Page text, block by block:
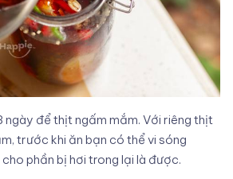
ngày để thịt ngấm mắm. Với riêng thịt
trước khi ăn bạn có thể vi sóng
phần bị hơi trong lại là được.